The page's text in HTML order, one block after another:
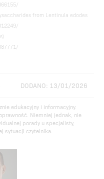
from Lentinula edodes
DODANO: 13/01/2026
edukacyjny i informacyjny.
Niemniej jednak, nie
porady u specjalisty,
sytuacji czytelnika.